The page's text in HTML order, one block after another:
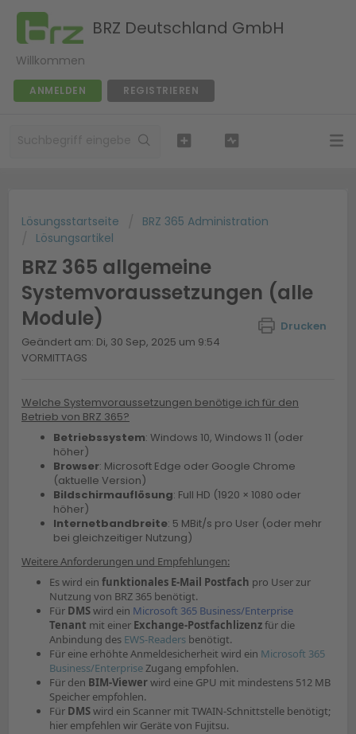
BRZ Deutschland GmbH
Willkommen
ANMELDEN REGISTRIEREN
Lösungsstartseite
BRZ 365 Administration
Lösungsartikel
BRZ 365 allgemeine
Systemvoraussetzungen (alle
Module)
Drucken
Geändert am: Di, 30 Sep, 2025 um 9:54
VORMITTAGS
Welche Systemvoraussetzungen benötige ich für den
Betrieb von BRZ 365?
Betriebssystem: Windows 10, Windows 11 (oder
höher)
Browser: Microsoft Edge oder Google Chrome
(aktuelle Version)
Bildschirmauflösung: Full HD (1920 × 1080 oder
höher)
Internetbandbreite: 5 MBit/s pro User (oder mehr
bei gleichzeitiger Nutzung)
Weitere Anforderungen und Empfehlungen:
Es wird ein funktionales E-Mail Postfach pro User zur
Nutzung von BRZ 365 benötigt.
Für DMSwird ein Microsoft 365 Business/Enterprise
Tenant mit einer Exchange-Postfachlizenzfür die
Anbindung des EWS-Readers benötigt.
Für eine erhöhte Anmeldesicherheit wird ein Microsoft 365
Business/EnterpriseZugang empfohlen.
Für den BIM-Viewerwird eine GPU mit mindestens 512 MB
Speicher empfohlen.
Für DMSwird ein Scanner mit TWAIN-Schnittstelle benötigt;
hier empfehlen wir Geräte von Fujitsu.